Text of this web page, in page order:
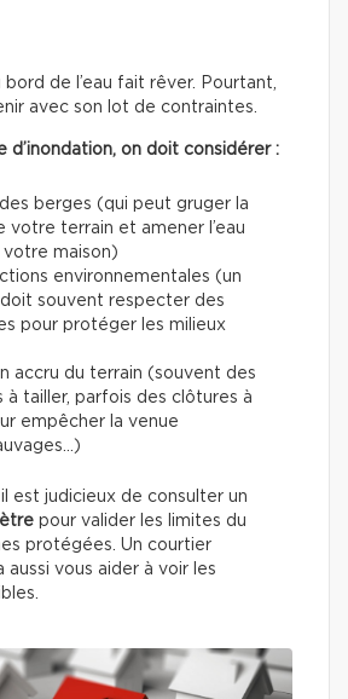
de l’eau fait rêver. Pourtant,
avec son lot de contraintes.
d’inondation, on doit considérer :
des berges (qui peut gruger la
votre terrain et amener l’eau
maison)
environnementales (un
souvent respecter des
pour protéger les milieux
accru du terrain (souvent des
à tailler, parfois des clôtures à
empêcher la venue
est judicieux de consulter un
pour valider les limites du
protégées. Un courtier
aussi vous aider à voir les